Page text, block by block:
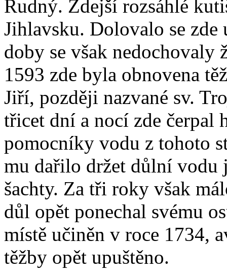
Rudný. Zdejší rozsáhlé
Jihlavsku. Dolovalo se
doby se však nedochovaly
1593 zde byla obnovena
Jiří, později nazvané sv.
třicet dní a nocí zde čerpal
pomocníky vodu z tohoto
mu dařilo držet důlní vodu
šachty. Za tři roky však
důl opět ponechal svému
místě učiněn v roce 1734,
těžby opět upuštěno.